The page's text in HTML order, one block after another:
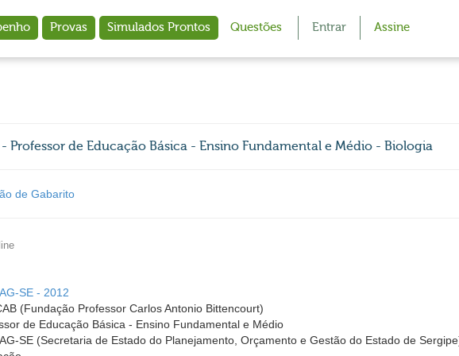
Provas Simulados Prontos Questões Entrar Assine
- Professor de Educação Básica - Ensino Fundamental e Médio - Biologia
de Gabarito
SE - 2012
(Fundação Professor Carlos Antonio Bittencourt)
de Educação Básica - Ensino Fundamental e Médio
SE (Secretaria de Estado do Planejamento, Orçamento e Gestão do Estado de